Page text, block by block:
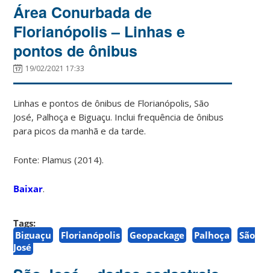
Área Conurbada de
Florianópolis – Linhas e
pontos de ônibus
19/02/2021 17:33
Linhas e pontos de ônibus de Florianópolis, São
José, Palhoça e Biguaçu. Inclui frequência de ônibus
para picos da manhã e da tarde.
Fonte: Plamus (2014).
Baixar.
Tags:
Biguaçu
Florianópolis Geopackage Palhoça
São
José